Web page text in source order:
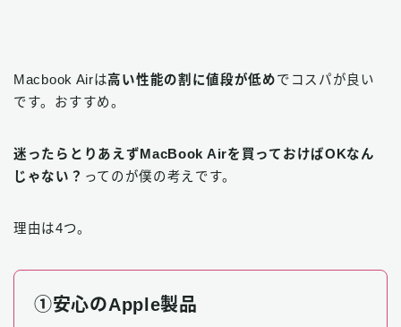
Macbook Airは高い性能の割に値段が低めでコスパが良い
です。おすすめ。
迷ったらとりあえずMacBook Airを買っておけばOKなん
じゃない？ ってのが僕の考えです。
理由は4つ。
①安心のApple製品